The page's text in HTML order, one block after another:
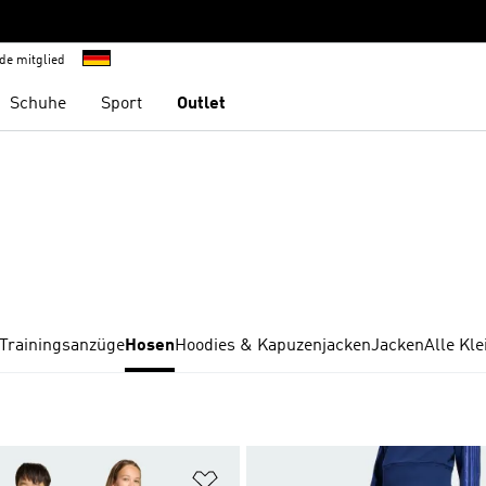
mitglied
Schuhe Sport Outlet
TrainingsanzügeHosenHoodies & KapuzenjackenJackenAlle
hinzufügen Zur Wunschliste hinzufügen